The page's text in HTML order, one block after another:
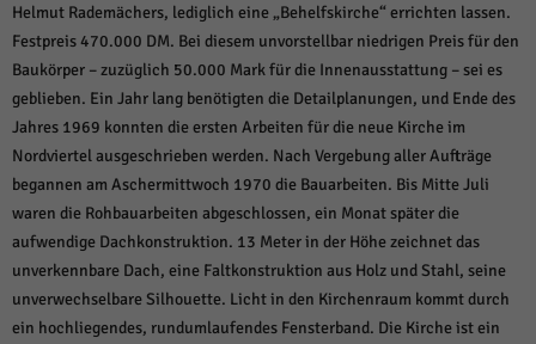
Helmut Rademächers, lediglich eine „Behelfskirche“ errichten lassen.
Festpreis 470.000 DM. Bei diesem unvorstellbar niedrigen Preis für den
Baukörper – zuzüglich 50.000 Mark für die Innenausstattung – sei es
geblieben. Ein Jahr lang benötigten die Detailplanungen, und Ende des
Jahres 1969 konnten die ersten Arbeiten für die neue Kirche im
Nordviertel ausgeschrieben werden. Nach Vergebung aller Aufträge
begannen am Aschermittwoch 1970 die Bauarbeiten. Bis Mitte Juli
waren die Rohbauarbeiten abgeschlossen, ein Monat später die
aufwendige Dachkonstruktion. 13 Meter in der Höhe zeichnet das
unverkennbare Dach, eine Faltkonstruktion aus Holz und Stahl, seine
unverwechselbare Silhouette. Licht in den Kirchenraum kommt durch
ein hochliegendes, rundumlaufendes Fensterband. Die Kirche ist ein